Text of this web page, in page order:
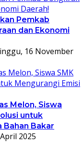
Pemkab
dan Ekonomi
16 November
Melon, Siswa
untuk
Bahan Bakar
2025